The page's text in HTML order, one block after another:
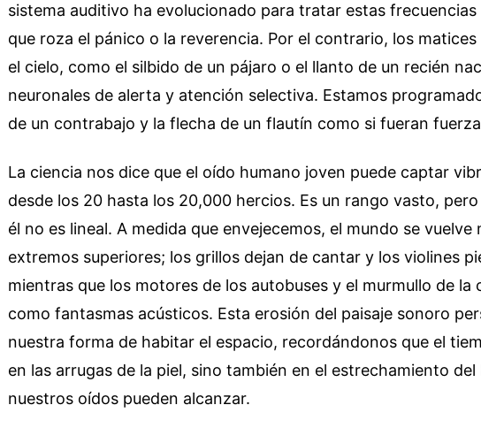
sistema auditivo ha evolucionado para tratar estas
que roza el pánico o la reverencia. Por el contrario, los matices
el cielo, como el silbido de un pájaro o el llanto de un recién
neuronales de alerta y atención selectiva. Estamos
de un contrabajo y la flecha de un flautín como si fueran
La ciencia nos dice que el oído humano joven puede captar
desde los 20 hasta los 20,000 hercios. Es un rango vasto,
él no es lineal. A medida que envejecemos, el mundo se vuelve
extremos superiores; los grillos dejan de cantar y los violines
mientras que los motores de los autobuses y el murmullo de la
como fantasmas acústicos. Esta erosión del paisaje sonoro
nuestra forma de habitar el espacio, recordándonos que el
en las arrugas de la piel, sino también en el estrechamiento
nuestros oídos pueden alcanzar.